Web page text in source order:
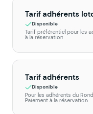
Tarif adhérents
Disponible
Tarif préférentiel pour les
à la réservation
Tarif adhérents
Disponible
Pour les adhérents du
Paiement à la réservation